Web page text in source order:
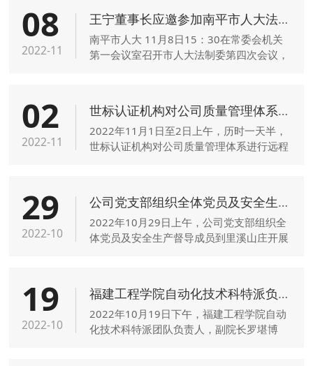
08
2022-11
王宁董事长应邀参加南平市人大法制委第四次会议
南平市人大 11月8日15：30在常委会机关
第一会议室召开市人大法制委第四次会议，
02
2022-11
世标认证机构对公司质量管理体系进行远程外审，顺利通过
2022年11月1日至2日上午，历时一天半，
世标认证机构对公司质量管理体系进行远程
29
2022-10
公司党支部组织全体党员及安全生产督导成员到里溪山庄开展党日活动
2022年10月29日上午，公司党支部组织全
体党员及安全生产督导成员到里溪山庄开展
19
2022-10
福建工程学院自动化技术科特派负责人与戴进斌总经理就企业的技术需求、高校的服务项目进行探讨
2022年10月19日下午，福建工程学院自动
化技术科特派团队负责人，副院长罗堪博